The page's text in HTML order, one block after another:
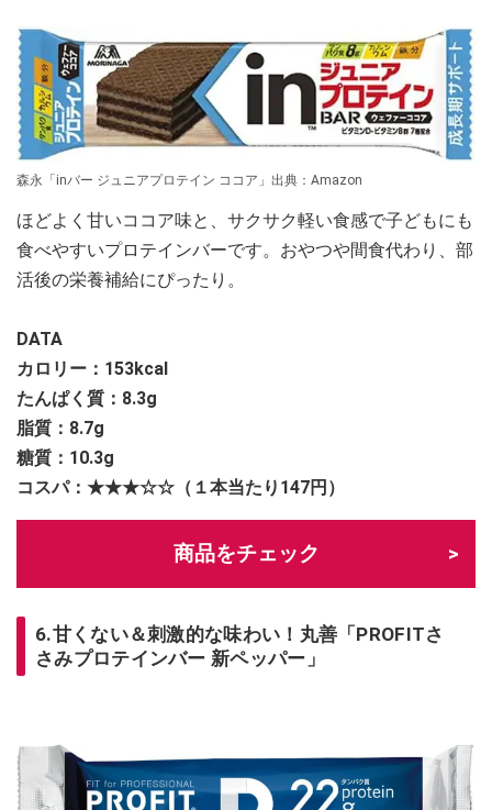
森永「inバー ジュニアプロテイン ココア」出典：Amazon
ほどよく甘いココア味と、サクサク軽い食感で子どもにも
食べやすいプロテインバーです。おやつや間食代わり、部
活後の栄養補給にぴったり。
DATA
カロリー： 153kcal
たんぱく質： 8.3g
脂質： 8.7g
糖質： 10.3g
コスパ：★★★☆☆（１本当たり147円）
商品をチェック
6.甘くない＆刺激的な味わい！丸善「PROFITさ
さみプロテインバー 新ペッパー」